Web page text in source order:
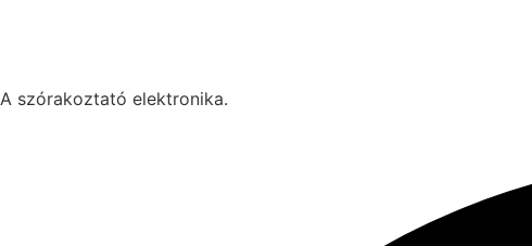
A szórakoztató elektronika.